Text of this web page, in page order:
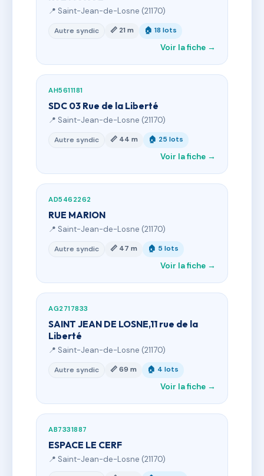
📍 Saint-Jean-de-Losne (21170)
Autre syndic 📏 21 m 🏠 18 lots
Voir la fiche →
AH5611181
SDC 03 Rue de la Liberté
📍 Saint-Jean-de-Losne (21170)
Autre syndic 📏 44 m 🏠 25 lots
Voir la fiche →
AD5462262
RUE MARION
📍 Saint-Jean-de-Losne (21170)
Autre syndic 📏 47 m 🏠 5 lots
Voir la fiche →
AG2717833
SAINT JEAN DE LOSNE,11 rue de la
Liberté
📍 Saint-Jean-de-Losne (21170)
Autre syndic 📏 69 m 🏠 4 lots
Voir la fiche →
AB7331887
ESPACE LE CERF
📍 Saint-Jean-de-Losne (21170)